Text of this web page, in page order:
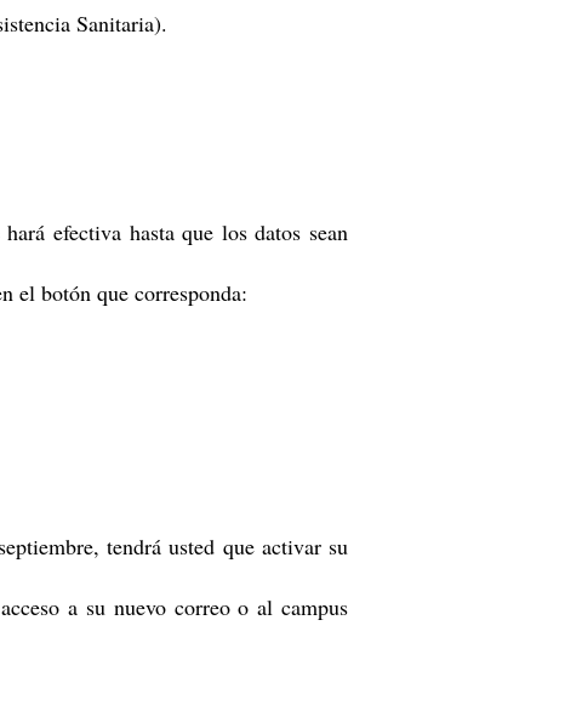
Sanitaria).
efectiva hasta que los datos sean
el botón que corresponda:
tendrá usted que activar su
a su nuevo correo o al campus